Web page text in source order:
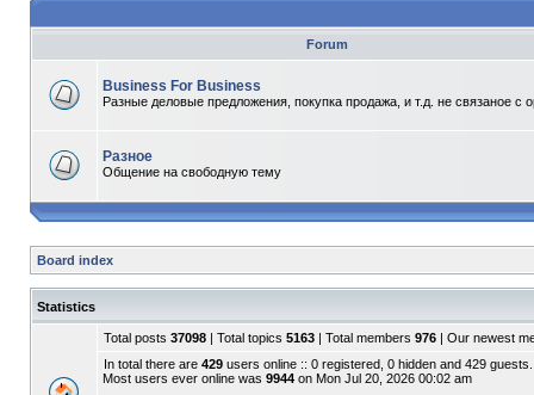
Forum
Business For Business
Разные деловые предложения, покупка продажа, и т.д. не связаное с
Разное
Общение на свободную тему
Board index
Statistics
Total posts 37098 | Total topics 5163 | Total members 976 | Our newest
In total there are 429 users online :: 0 registered, 0 hidden and 429 guests.
Most users ever online was 9944 on Mon Jul 20, 2026 00:02 am